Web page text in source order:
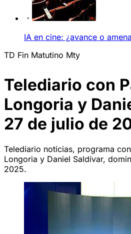
IA en cine: ¿avance o
TD Fin Matutino Mty
Telediario con
Longoria y
27 de julio de
Telediario noticias, programa
Longoria y Daniel Saldívar,
2025.